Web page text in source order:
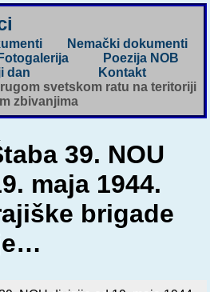
Nemački dokumenti
Fotogalerija
Poezija NOB
dan
Kontakt
svetskom ratu na teritoriji
zbivanjima
39. NOU
maja 1944.
brigade